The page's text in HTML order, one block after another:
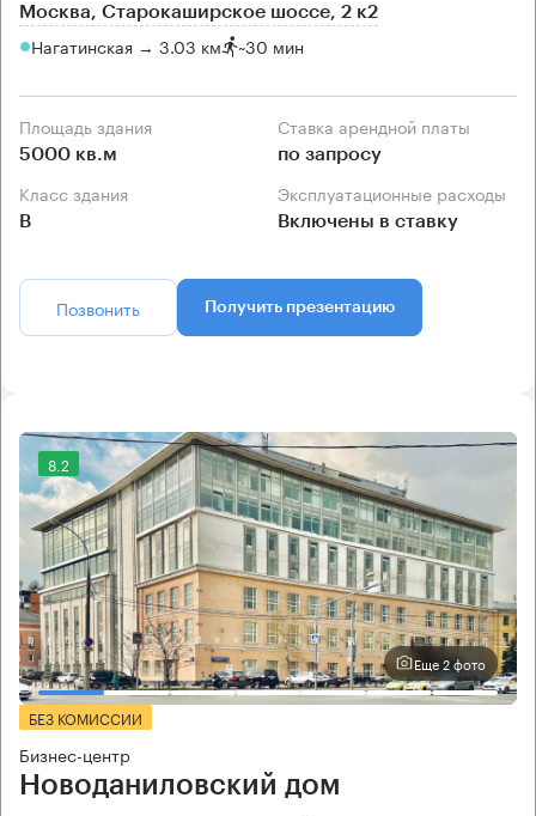
Москва, Старокаширское шоссе, 2 к2
Нагатинская → 3.03 км ~30 мин
Площадь здания
5000 кв.м
Ставка арендной платы
по запросу
Класс здания
B
Эксплуатационные расходы
Включены в ставку
Позвонить Получить презентацию
8.2
Еще 2 фото
БЕЗ КОМИССИИ
Бизнес-центр
Новоданиловский дом